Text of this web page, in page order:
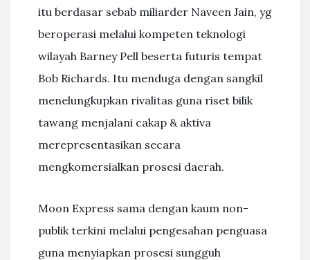
itu berdasar sebab miliarder Naveen Jain, yg
beroperasi melalui kompeten teknologi
wilayah Barney Pell beserta futuris tempat
Bob Richards. Itu menduga dengan sangkil
menelungkupkan rivalitas guna riset bilik
tawang menjalani cakap & aktiva
merepresentasikan secara
mengkomersialkan prosesi daerah.
Moon Express sama dengan kaum non-
publik terkini melalui pengesahan penguasa
guna menyiapkan prosesi sungguh